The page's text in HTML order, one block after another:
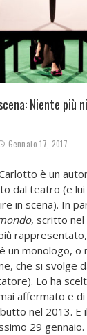
Niente più
Gennaio 17, 2017
è un
dal teatro (e
in scena). In
, scritto nel
un monologo, o
che si svolge
Lo ha
affermato e di
nel 2013. E
29 gennaio.